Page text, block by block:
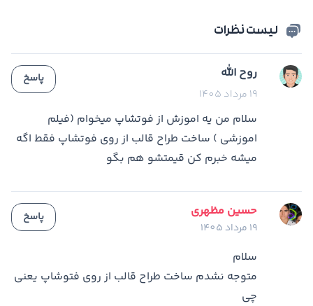
لیست نظرات
روح الله
19 مرداد 1405
سلام من یه اموزش از فوتشاپ میخوام (فیلم
اموزشی ) ساخت طراح قالب از روی فوتشاپ فقط اگه
میشه خبرم کن قیمتشو هم بگو
پاسخ
حسین مظهری
19 مرداد 1405
سلام
متوجه نشدم ساخت طراح قالب از روی فتوشاپ یعنی
چی
پاسخ